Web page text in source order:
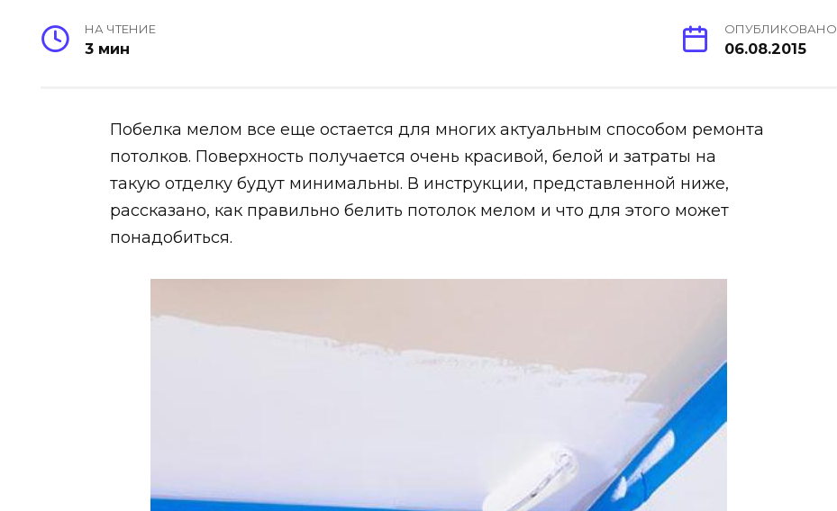
НА ЧТЕНИЕ
3 мин
ОПУБЛИКОВАНО
06.08.2015
Побелка мелом все еще остается для многих актуальным способом ремонта
потолков. Поверхность получается очень красивой, белой и затраты на
такую отделку будут минимальны. В инструкции, представленной ниже,
рассказано, как правильно белить потолок мелом и что для этого может
понадобиться.